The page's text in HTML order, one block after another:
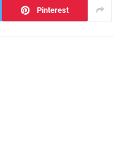
Pinterest